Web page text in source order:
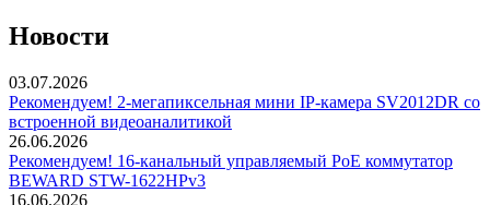
Новости
03.07.2026
Рекомендуем! 2-мегапиксельная мини IP-камера SV2012DR со
встроенной видеоаналитикой
26.06.2026
Рекомендуем! 16-канальный управляемый PoE коммутатор
BEWARD STW-1622HPv3
16.06.2026